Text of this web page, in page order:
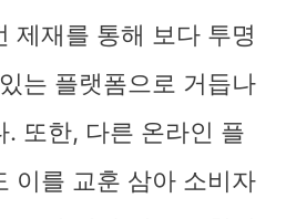
제재를 통해 보다 투명
는 플랫폼으로 거듭나
. 또한, 다른 온라인 플
이를 교훈 삼아 소비자